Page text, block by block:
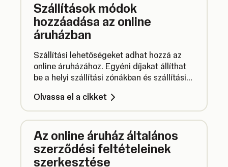
Szállítások módok
hozzáadása az online
áruházban
Szállítási lehetőségeket adhat hozzá az
online áruházához. Egyéni díjakat állíthat
be a helyi szállítási zónákban és szállítási
otthonukban vegyék át a rendeléseket.
Olvassa el a cikket
Az online áruház általános
szerződési feltételeinek
szerkesztése